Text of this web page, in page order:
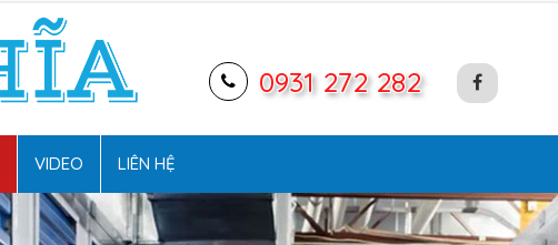
0931 272 282
VIDEO LIÊN HỆ